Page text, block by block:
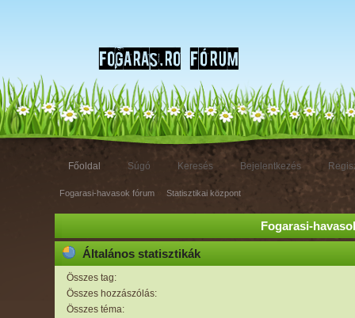
Főoldal Súgó Keresés Bejelentkezés
Fogarasi-havasok fórum Statisztikai központ
Fogarasi-
Általános statisztikák
Összes tag:
Összes hozzászólás:
Összes téma: